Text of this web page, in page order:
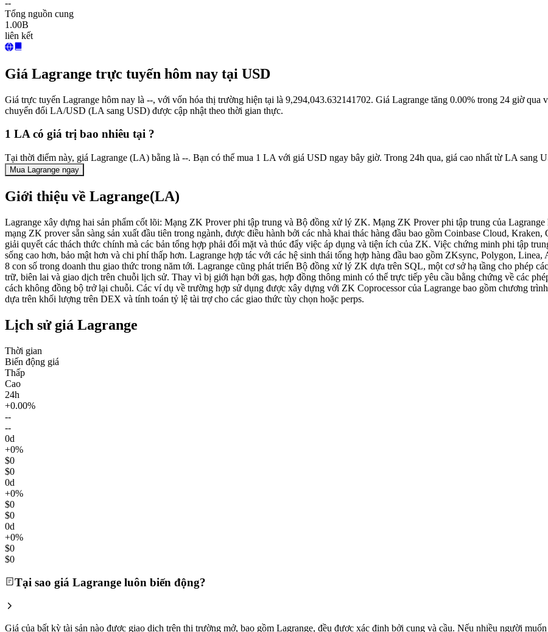
--
Tổng nguồn cung
1.00B
liên kết
Giá Lagrange trực tuyến hôm nay tại USD
Giá trực tuyến Lagrange hôm nay là --, với vốn hóa thị trường hiện tại là 9,294,043.632141702. Giá Lagrange tăng 0.00% trong 24 giờ
chuyển đổi LA/USD (LA sang USD) được cập nhật theo thời gian thực.
1 LA có giá trị bao nhiêu tại ?
Tại thời điểm này, giá Lagrange (LA) bằng là --. Bạn có thể mua 1 LA với giá USD ngay bây giờ. Trong 24h qua, giá cao nhất từ LA sang
Mua Lagrange ngay
Giới thiệu về Lagrange(LA)
Lagrange xây dựng hai sản phẩm cốt lõi: Mạng ZK Prover phi tập trung và Bộ đồng xử lý ZK. Mạng ZK Prover phi tập trung của
mạng ZK prover sẵn sàng sản xuất đầu tiên trong ngành, được điều hành bởi các nhà khai thác hàng đầu bao gồm Coinbase Cloud,
giải quyết các thách thức chính mà các bản tổng hợp phải đối mặt và thúc đẩy việc áp dụng và tiện ích của ZK. Việc chứng minh phi tập
sống cao hơn, bảo mật hơn và chi phí thấp hơn. Lagrange hợp tác với các hệ sinh thái tổng hợp hàng đầu bao gồm ZKsync, Polygon,
8 con số trong doanh thu giao thức trong năm tới. Lagrange cũng phát triển Bộ đồng xử lý ZK dựa trên SQL, một cơ sở hạ tầng cho phép
trữ, biên lai và giao dịch trên chuỗi lịch sử. Thay vì bị giới hạn bởi gas, hợp đồng thông minh có thể trực tiếp yêu cầu bằng chứng về các
cách không đồng bộ trở lại chuỗi. Các ví dụ về trường hợp sử dụng được xây dựng với ZK Coprocessor của Lagrange bao gồm chương
dựa trên khối lượng trên DEX và tính toán tỷ lệ tài trợ cho các giao thức tùy chọn hoặc perps.
Lịch sử giá Lagrange
Thời gian
Biến động giá
Thấp
Cao
24h
+0.00%
--
--
0d
+0%
$0
$0
0d
+0%
$0
$0
0d
+0%
$0
$0
Tại sao giá Lagrange luôn biến động?
Giá của bất kỳ tài sản nào được giao dịch trên thị trường mở, bao gồm Lagrange, đều được xác định bởi cung và cầu. Nếu nhiều người